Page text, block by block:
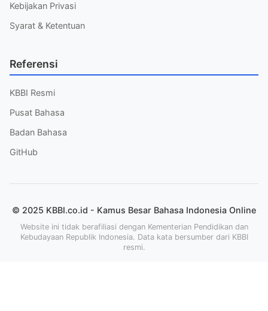
Kebijakan Privasi
Syarat & Ketentuan
Referensi
KBBI Resmi
Pusat Bahasa
Badan Bahasa
GitHub
© 2025 KBBI.co.id - Kamus Besar Bahasa Indonesia Online
Website ini tidak berafiliasi dengan Kementerian Pendidikan dan
Kebudayaan Republik Indonesia. Data kata bersumber dari KBBI
resmi.